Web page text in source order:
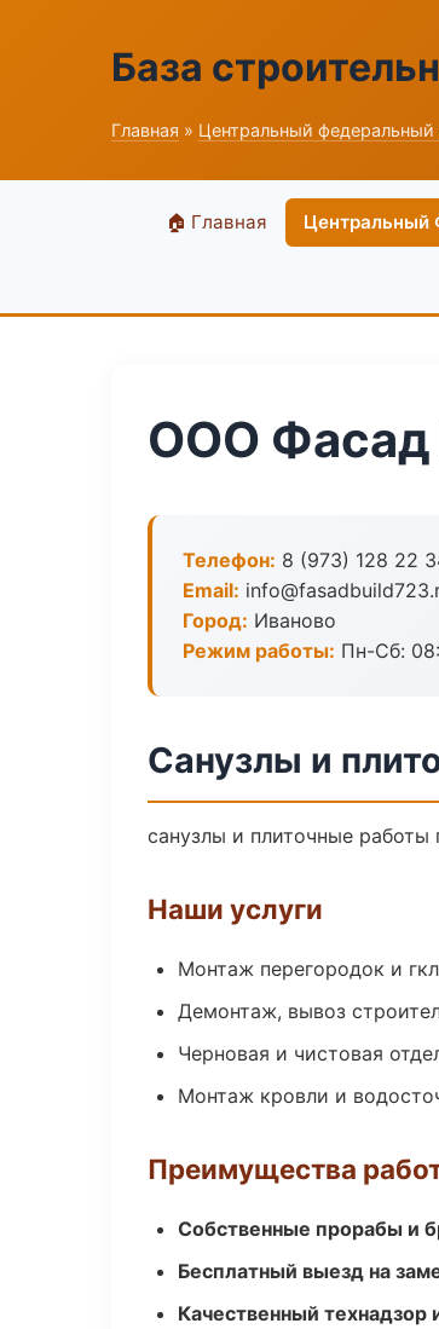
База
Главная » Центральный федеральный
🏠 Главная Центральный
ООО Фасад
Телефон: 8 (973) 128 22
Email:
Город: Иваново
Режим работы: Пн-Сб:
Санузлы и
санузлы и плиточные
Наши услуги
Монтаж перегородок и гкл
Демонтаж, вывоз
Черновая и чистовая
Монтаж кровли и
Преимущества
Собственные прорабы и
Бесплатный выезд на
Качественный